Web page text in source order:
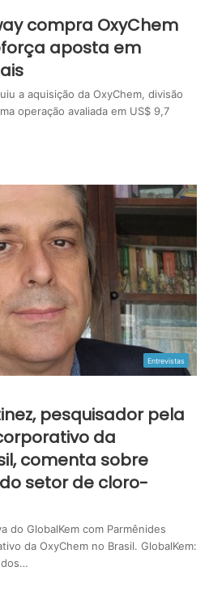
compra OxyChem
aposta em
a aquisição da OxyChem, divisão
operação avaliada em US$ 9,7
Entrevistas
pesquisador pela
da
comenta sobre
setor de cloro-
do GlobalKem com Parmênides
da OxyChem no Brasil. GlobalKem: